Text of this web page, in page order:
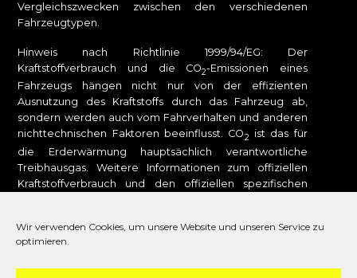
Wir verwenden Cookies, um unsere Website und unseren Service zu
optimieren.
Vergleichszwecken zwischen den verschiedenen
Fahrzeugtypen.
Hinweis nach Richtlinie 1999/94/EG: Der
Kraftstoffverbrauch und die CO2-Emissionen eines
Fahrzeugs hängen nicht nur von der effizienten
Ausnutzung des Kraftstoffs durch das Fahrzeug ab,
sondern werden auch vom Fahrverhalten und anderen
nichttechnischen Faktoren beeinflusst. CO2 ist das für
die Erderwärmung hauptsächlich verantwortliche
Treibhausgas. Weitere Informationen zum offiziellen
Kraftstoffverbrauch und den offiziellen spezifischen
Emissionen und den Stromverbrauch neuer
oder unterwww.dat.deunentgeltlich erhältlich ist. Für